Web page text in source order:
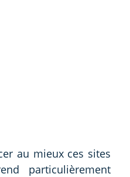
au mieux ces sites
particulièrement